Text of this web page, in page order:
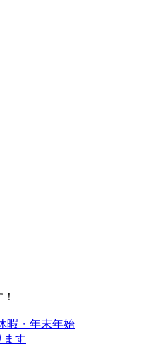
暇・年末年始
ます